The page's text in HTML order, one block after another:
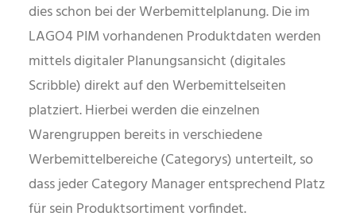
dies schon bei der Werbemittelplanung. Die im
LAGO4 PIM vorhandenen Produktdaten werden
mittels digitaler Planungsansicht (digitales
Scribble) direkt auf den Werbemittelseiten
platziert. Hierbei werden die einzelnen
Warengruppen bereits in verschiedene
Werbemittelbereiche (Categorys) unterteilt, so
dass jeder Category Manager entsprechend Platz
für sein Produktsortiment vorfindet.